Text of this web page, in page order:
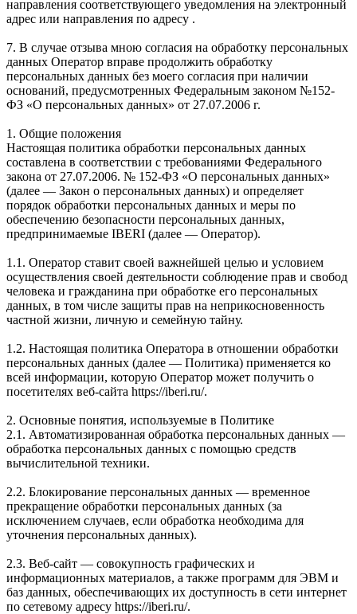
направления соответствующего уведомления на электронный
адрес или направления по адресу .
7. В случае отзыва мною согласия на обработку персональных
данных Оператор вправе продолжить обработку
персональных данных без моего согласия при наличии
оснований, предусмотренных Федеральным законом №152-
ФЗ «О персональных данных» от 27.07.2006 г.
1. Общие положения
Настоящая политика обработки персональных данных
составлена в соответствии с требованиями Федерального
закона от 27.07.2006. № 152-ФЗ «О персональных данных»
(далее — Закон о персональных данных) и определяет
порядок обработки персональных данных и меры по
обеспечению безопасности персональных данных,
предпринимаемые IBERI (далее — Оператор).
1.1. Оператор ставит своей важнейшей целью и условием
осуществления своей деятельности соблюдение прав и свобод
человека и гражданина при обработке его персональных
данных, в том числе защиты прав на неприкосновенность
частной жизни, личную и семейную тайну.
1.2. Настоящая политика Оператора в отношении обработки
персональных данных (далее — Политика) применяется ко
всей информации, которую Оператор может получить о
посетителях веб-сайта https://iberi.ru/.
2. Основные понятия, используемые в Политике
2.1. Автоматизированная обработка персональных данных —
обработка персональных данных с помощью средств
вычислительной техники.
2.2. Блокирование персональных данных — временное
прекращение обработки персональных данных (за
исключением случаев, если обработка необходима для
уточнения персональных данных).
2.3. Веб-сайт — совокупность графических и
информационных материалов, а также программ для ЭВМ и
баз данных, обеспечивающих их доступность в сети интернет
по сетевому адресу https://iberi.ru/.